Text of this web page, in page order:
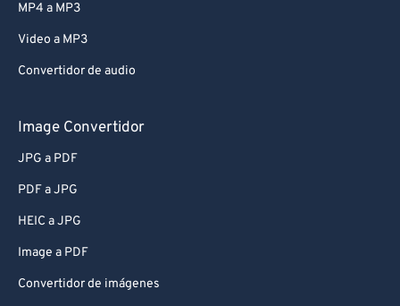
MP4 a MP3
Video a MP3
Convertidor de audio
Image Convertidor
JPG a PDF
PDF a JPG
HEIC a JPG
Image a PDF
Convertidor de imágenes